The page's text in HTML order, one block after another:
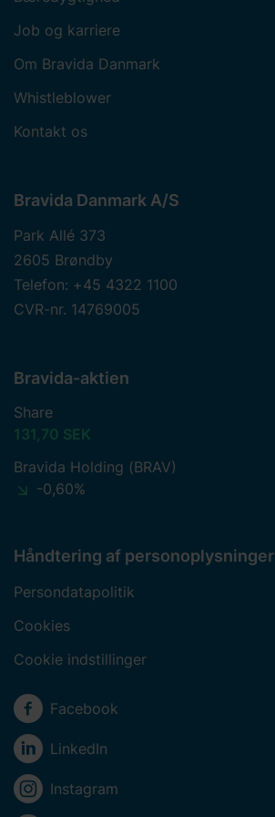
Job og karriere
Om Bravida Danmark
Whistleblower
Kontakt os
Bravida Danmark A/S
Park Allé 373
2605 Brøndby
Telefon: +45 4322 1100
CVR-nr. 14769005
Bravida-aktien
Share
131,70 SEK
Bravida Holding (BRAV)
-0,60%
Håndtering af personoplysninger
Persondatapolitik
Cookies
Cookie indstillinger
Sociale medier
Facebook
LinkedIn
Instagram